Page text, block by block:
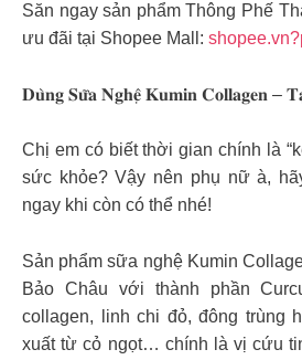
Săn ngay sản phẩm Thông Phế
ưu đãi tại Shopee Mall:
𝐃𝐮̀𝐧𝐠 𝐒𝐮̛̃𝐚 𝐍𝐠𝐡𝐞̣̂ 𝐊𝐮𝐦𝐢𝐧 𝐂𝐨𝐥𝐥𝐚𝐠𝐞𝐧 –
Chị em có biết thời gian chính là
sức khỏe? Vậy nên phụ nữ à,
ngay khi còn có thể nhé!
Sản phẩm sữa nghệ Kumin
Bảo Châu với thành phần
collagen, linh chi đỏ, đông trùng
xuất từ cỏ ngọt… chính là vị cứu